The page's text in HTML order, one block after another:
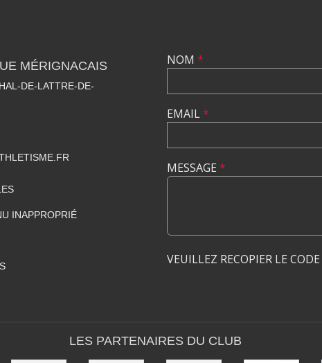
MÉRIGNACAIS
DE-LATTRE-DE-
INAPPROPRIÉ
NOM *
EMAIL*
MESSAGE *
VEUILLEZ RECOPIER LE CODE
LES PARTENAIRES DU CLUB